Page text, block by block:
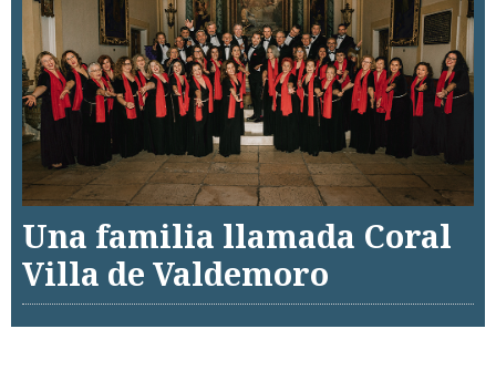
Una familia llamada Coral
Villa de Valdemoro